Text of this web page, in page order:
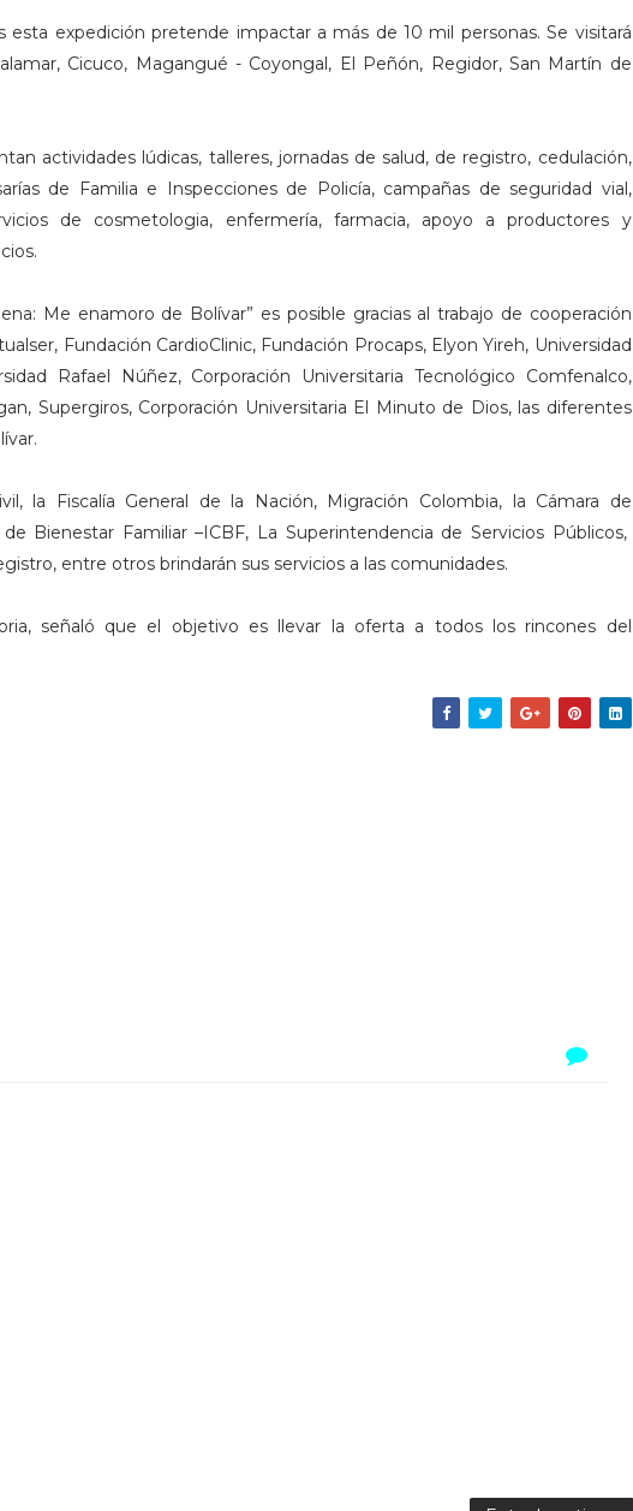
esta expedición pretende impactar a más de 10 mil personas. Se visitará
Cicuco, Magangué - Coyongal, El Peñón, Regidor, San Martín de
actividades lúdicas, talleres, jornadas de salud, de registro, cedulación,
de Familia e Inspecciones de Policía, campañas de seguridad vial,
de cosmetologia, enfermería, farmacia, apoyo a productores y
Me enamoro de Bolívar” es posible gracias al trabajo de cooperación
Fundación CardioClinic, Fundación Procaps, Elyon Yireh, Universidad
Rafael Núñez, Corporación Universitaria Tecnológico Comfenalco,
Supergiros, Corporación Universitaria El Minuto de Dios, las diferentes
la Fiscalía General de la Nación, Migración Colombia, la Cámara de
Bienestar Familiar –ICBF, La Superintendencia de Servicios Públicos,
entre otros brindarán sus servicios a las comunidades.
señaló que el objetivo es llevar la oferta a todos los rincones del